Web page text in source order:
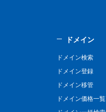
ドメイン
ドメイン検索
ドメイン登録
ドメイン移管
ドメイン価格一覧